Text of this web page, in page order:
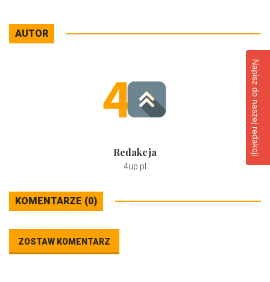
AUTOR
Redakcja
4up.pl
KOMENTARZE (0)
ZOSTAW KOMENTARZ
Napisz do naszej redakcji